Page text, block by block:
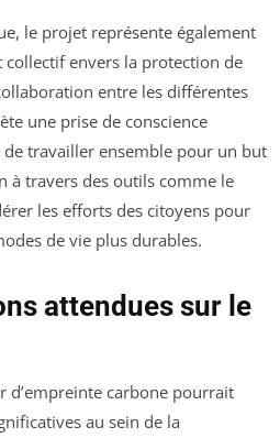
le projet représente également
collectif envers la protection de
entre les différentes
une prise de conscience
de travailler ensemble pour un but
à travers des outils comme le
les efforts des citoyens pour
de vie plus durables.
attendues sur le
d’empreinte carbone pourrait
au sein de la